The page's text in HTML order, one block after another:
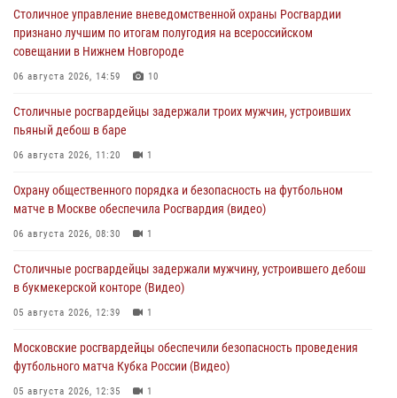
Столичное управление вневедомственной охраны Росгвардии
признано лучшим по итогам полугодия на всероссийском
совещании в Нижнем Новгороде
06 августа 2026, 14:59 10
Столичные росгвардейцы задержали троих мужчин, устроивших
пьяный дебош в баре
06 августа 2026, 11:20 1
Охрану общественного порядка и безопасность на футбольном
матче в Москве обеспечила Росгвардия (видео)
06 августа 2026, 08:30 1
Столичные росгвардейцы задержали мужчину, устроившего дебош
в букмекерской конторе (Видео)
05 августа 2026, 12:39 1
Московские росгвардейцы обеспечили безопасность проведения
футбольного матча Кубка России (Видео)
05 августа 2026, 12:35 1